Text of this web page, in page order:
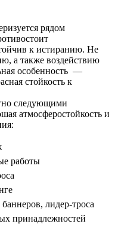
рядом
к истиранию. Не
а также воздействию
особенность —
стойкость к
следующими
атмосферостойкость и
работы
лидер-троса
принадлежностей